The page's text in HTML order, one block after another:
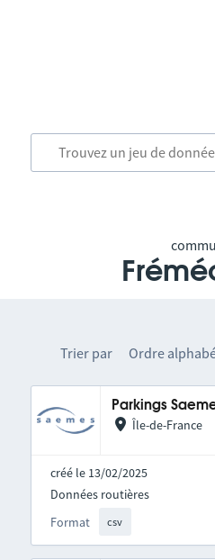
Trier par Ordre
Parkings
Île-de-France
créé le 13/02/2025
Format csv
Données routières